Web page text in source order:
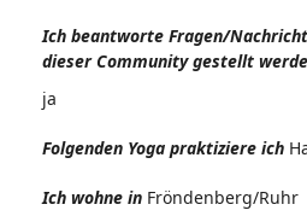
Ich beantworte Fragen/
dieser Community gestellt
ja
Folgenden Yoga praktiziere ich
Ich wohne in Fröndenberg/Ruhr